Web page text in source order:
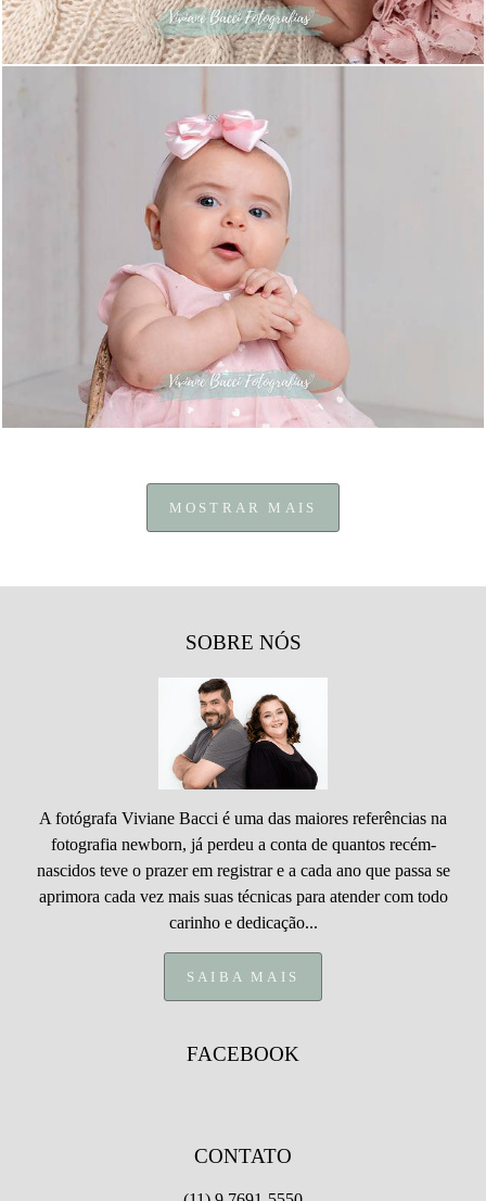
168
MOSTRAR MAIS
SOBRE NÓS
A fotógrafa Viviane Bacci é uma das maiores referências na
fotografia newborn, já perdeu a conta de quantos recém-
nascidos teve o prazer em registrar e a cada ano que passa se
aprimora cada vez mais suas técnicas para atender com todo
carinho e dedicação...
SAIBA MAIS
FACEBOOK
CONTATO